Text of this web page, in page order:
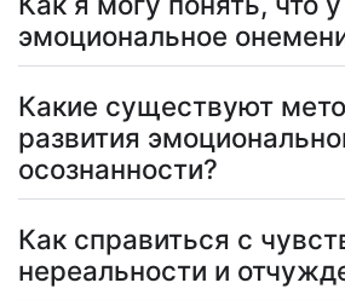
эмоциональное
Какие существуют
развития
осознанности?
Как справиться с
нереальности и